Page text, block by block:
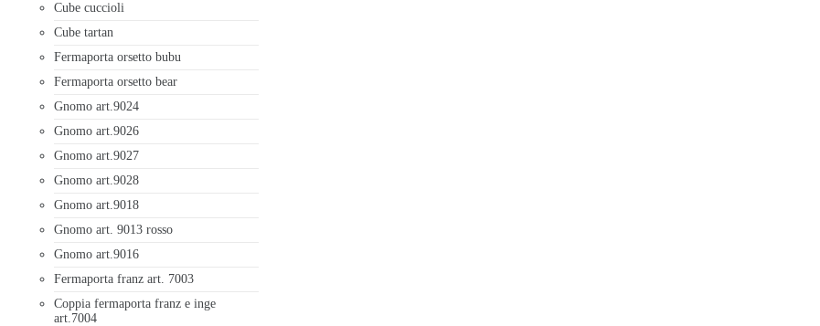
Cube cuccioli
Cube tartan
Fermaporta orsetto bubu
Fermaporta orsetto bear
Gnomo art.9024
Gnomo art.9026
Gnomo art.9027
Gnomo art.9028
Gnomo art.9018
Gnomo art. 9013 rosso
Gnomo art.9016
Fermaporta franz art. 7003
Coppia fermaporta franz e inge
art.7004